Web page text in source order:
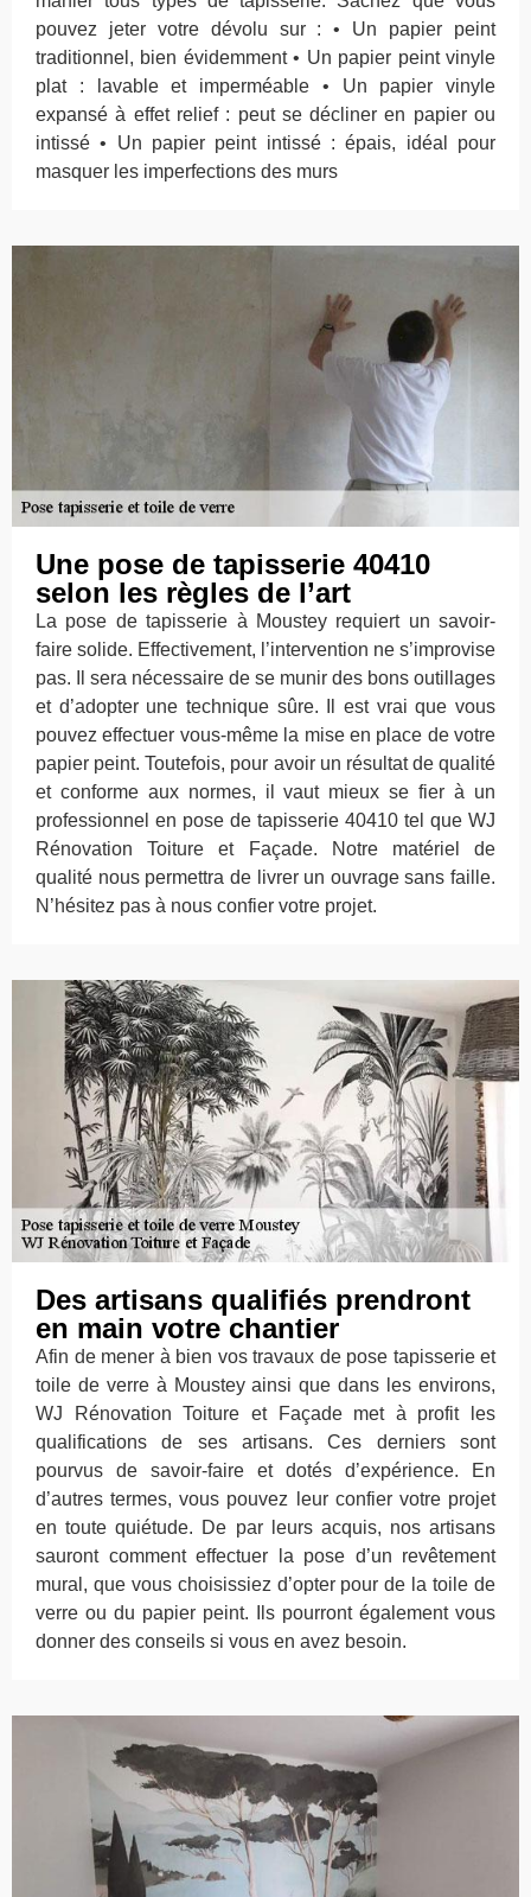
pouvez jeter votre dévolu sur : • Un papier peint
traditionnel, bien évidemment • Un papier peint vinyle
plat : lavable et imperméable • Un papier vinyle
expansé à effet relief : peut se décliner en papier ou
intissé • Un papier peint intissé : épais, idéal pour
masquer les imperfections des murs
Une pose de tapisserie 40410
selon les règles de l’art
La pose de tapisserie à Moustey requiert un savoir-
faire solide. Effectivement, l’intervention ne s’improvise
pas. Il sera nécessaire de se munir des bons outillages
et d’adopter une technique sûre. Il est vrai que vous
pouvez effectuer vous-même la mise en place de votre
papier peint. Toutefois, pour avoir un résultat de qualité
et conforme aux normes, il vaut mieux se fier à un
professionnel en pose de tapisserie 40410 tel que WJ
Rénovation Toiture et Façade. Notre matériel de
qualité nous permettra de livrer un ouvrage sans faille.
N’hésitez pas à nous confier votre projet.
Des artisans qualifiés prendront
en main votre chantier
Afin de mener à bien vos travaux de pose tapisserie et
toile de verre à Moustey ainsi que dans les environs,
WJ Rénovation Toiture et Façade met à profit les
qualifications de ses artisans. Ces derniers sont
pourvus de savoir-faire et dotés d’expérience. En
d’autres termes, vous pouvez leur confier votre projet
en toute quiétude. De par leurs acquis, nos artisans
sauront comment effectuer la pose d’un revêtement
mural, que vous choisissiez d’opter pour de la toile de
verre ou du papier peint. Ils pourront également vous
donner des conseils si vous en avez besoin.